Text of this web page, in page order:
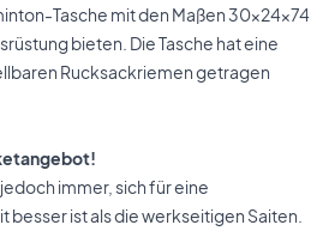
Tasche mit den Maßen 30x24x74
bieten. Die Tasche hat eine
Rucksackriemen getragen
immer, sich für eine
ist als die werkseitigen Saiten.